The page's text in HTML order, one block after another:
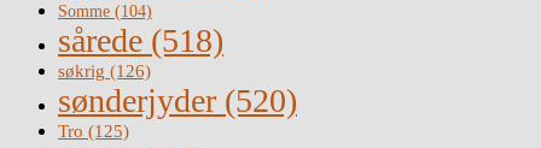
Somme (104)
sårede (518)
søkrig (126)
sønderjyder (520)
Tro (125)